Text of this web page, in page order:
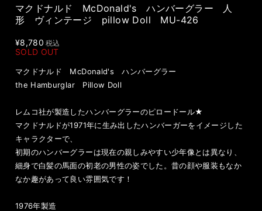
マクドナルド McDonald's ハンバーグラー 人
形 ヴィンテージ pillow Doll MU-426
¥8,780 税込
SOLD OUT
マクドナルド McDonald's ハンバーグラー
the Hamburglar Pillow Doll
レムコ社が製造したハンバーグラーのピロードール★
マクドナルドが1971年に生み出したハンバーガーをイメージした
キャラクターで、
初期のハンバーグラーは現在の親しみやすい少年像とは異なり、
細身で白髪の馬面の初老の男性の姿でした。昔の顔や服装もなか
なか趣があって良い雰囲気です！
1976年製造